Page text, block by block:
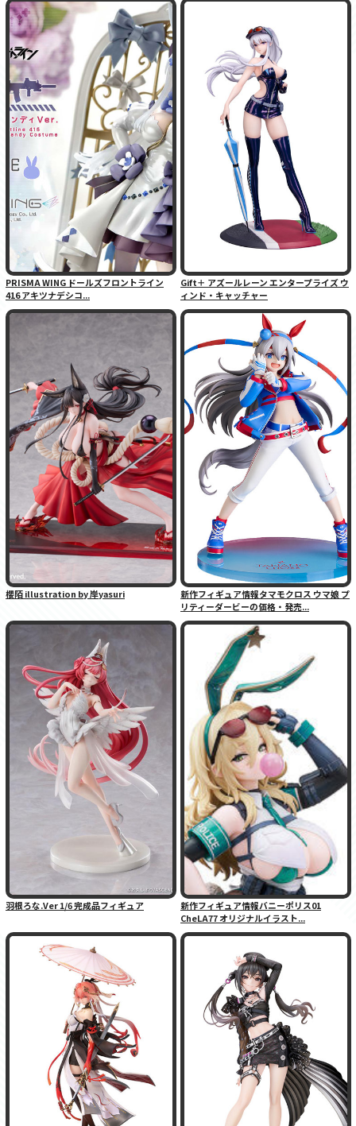
PRISMA WING ドールズフロントライン
416 アキツナデシコ...
Gift＋ アズールレーン エンタープライズ ウ
ィンド・キャッチャー
櫻陌 illustration by 岸yasuri
新作フィギュア情報タマモクロス ウマ娘 プ
リティーダービーの価格・発売...
羽根ろな.Ver 1/6 完成品フィギュア
新作フィギュア情報バニーポリス01
CheLA77 オリジナルイラスト...